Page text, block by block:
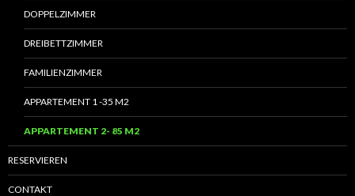
DOPPELZIMMER
DREIBETTZIMMER
FAMILIENZIMMER
APPARTEMENT 1 -35 M2
APPARTEMENT 2- 85 M2
RESERVIEREN
CONTAKT